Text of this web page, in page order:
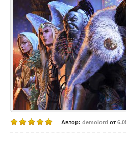
Автор: demolord от